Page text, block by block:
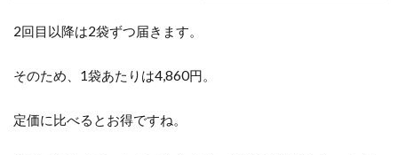
2回目以降は2袋ずつ届きます。
そのため、1袋あたりは4,860円。
定価に比べるとお得ですね。